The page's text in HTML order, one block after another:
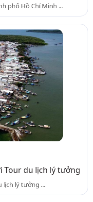
phố Hồ Chí Minh ...
Tour du lịch lý tưởng
lịch lý tưởng ...